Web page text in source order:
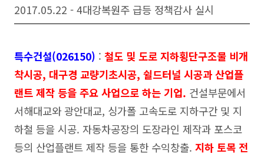
2017.05.22 - 4대강복원주 급등 정책감사 실시
특수건설(026150) : 철도 및 도로 지하횡단구조물 비개
착시공, 대구경 교량기초시공, 쉴드터널 시공과 산업플
랜트 제작 등을 주요 사업으로 하는 기업. 건설부문에서
서해대교와 광안대교, 싱가폴 고속도로 지하구간 및 지
하철 등을 시공. 자동차공장의 도장라인 제작과 포스코
등의 산업플랜트 제작 등을 통한 수익창출. 지하 토목 전